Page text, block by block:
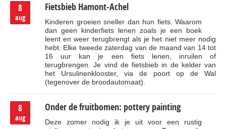
Fietsbieb Hamont-Achel
Kinderen groeien sneller dan hun fiets. Waarom
dan geen kinderfiets lenen zoals je een boek
leent en weer terugbrengt als je het niet meer nodig
hebt. Elke tweede zaterdag van de maand van 14 tot
16 uur kan je een fiets lenen, inruilen of
terugbrengen. Je vind de fietsbieb in de kelder van
het Ursulinenklooster, via de poort op de Wal
(tegenover de broodautomaat).
8
aug
Onder de fruitbomen: pottery painting
Deze zomer nodig ik je uit voor een rustig
8
aug